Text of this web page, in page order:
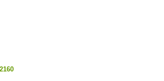
2160